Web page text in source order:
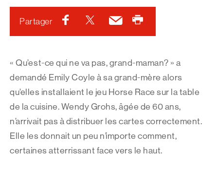
Partager Facebook
TwitterCourriel
« Qu’est-ce qui ne va pas, grand-maman? » a
demandé Emily Coyle à sa grand-mère alors
qu’elles installaient le jeu Horse Race sur la table
de la cuisine. Wendy Grohs, âgée de 60 ans,
n’arrivait pas à distribuer les cartes correctement.
Elle les donnait un peu n’importe comment,
certaines atterrissant face vers le haut.